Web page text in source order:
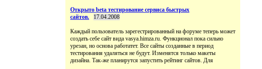
Открыто beta тестирование сервиса быстрых
сайтов.
17.04.2008
Каждый пользователь зарегестрированный на форуме теперь может
создать себе сайт вида vasya.himza.ru. Функционал пока сильно
урезан, но основа работатет. Все сайты созданные в период
тестирования удаляться не будут. Изменятся только макеты
дизайна. Так-же планирутся запустить рейтинг сайтов. Для